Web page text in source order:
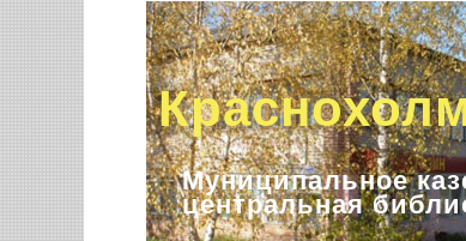
Муниципальное
центральная